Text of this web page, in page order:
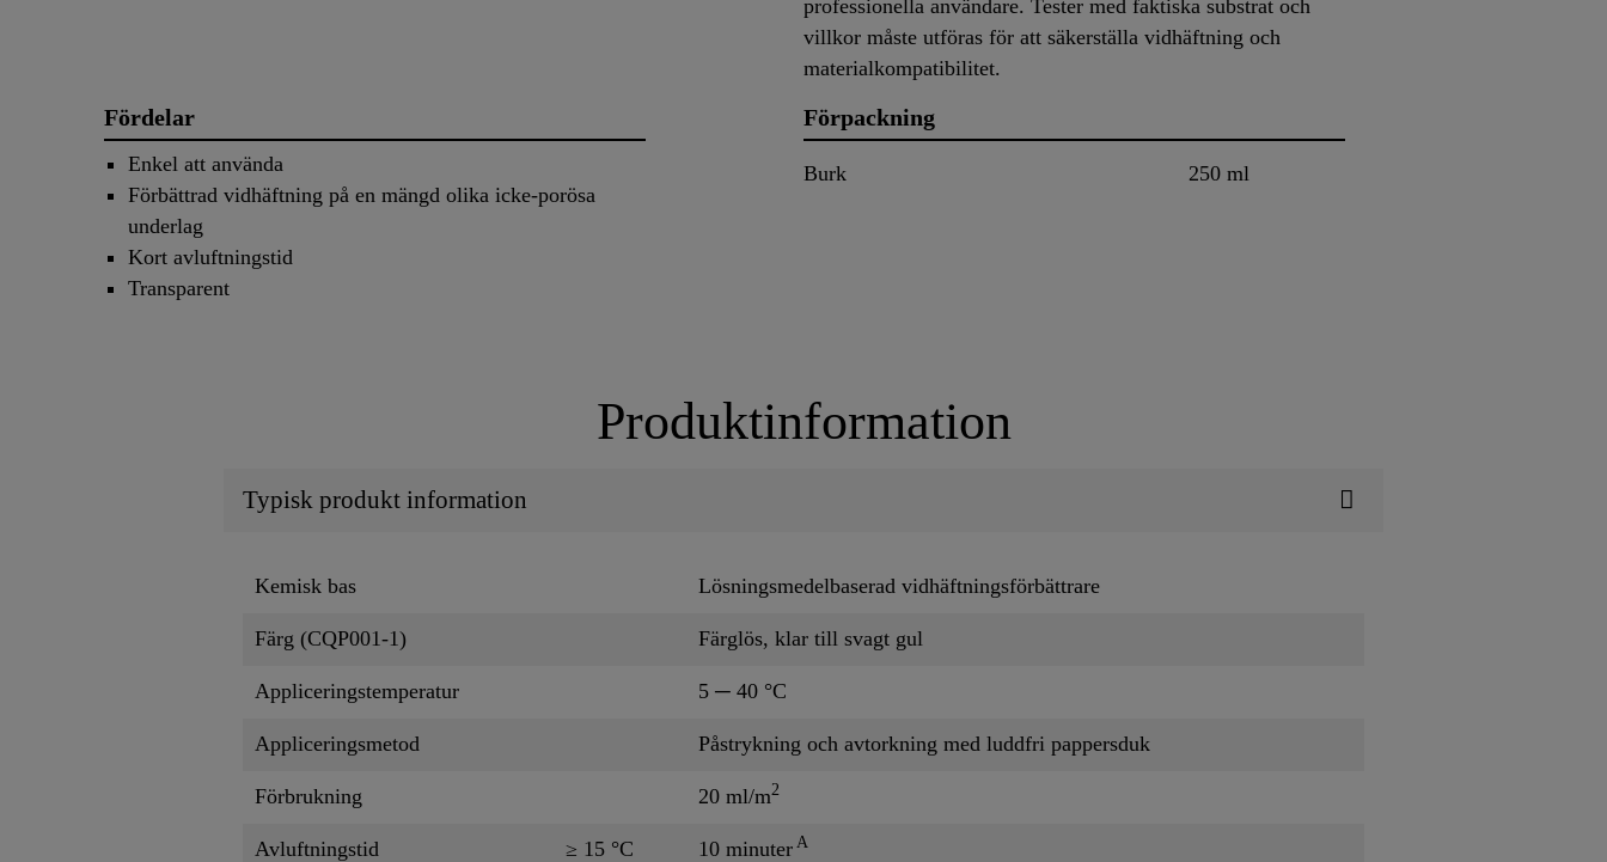
professionella användare. Tester med faktiska substrat och
villkor måste utföras för att säkerställa vidhäftning och
materialkompatibilitet.
Fördelar
Enkel att använda
Förbättrad vidhäftning på en mängd olika icke-porösa
underlag
Kort avluftningstid
Transparent
Förpackning
Burk 250 ml
Produktinformation
Typisk produkt information
Kemisk bas Lösningsmedelbaserad vidhäftningsförbättrare
Färg (CQP001-1) Färglös, klar till svagt gul
Appliceringstemperatur 5 ─ 40 °C
Appliceringsmetod Påstrykning och avtorkning med luddfri pappersduk
Förbrukning 20 ml/m2
Avluftningstid
≥ 15 °C
10 minuter A